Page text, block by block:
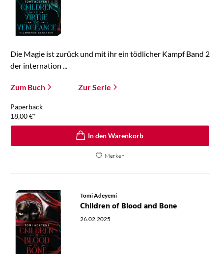
Die Magie ist zurück und mit ihr ein tödlicher Kampf Band 2
der internation ...
Zum Buch Zur Serie
Paperback
18,00€*
In den Warenkorb
Merken
Tomi Adeyemi
Children of Blood and Bone
26.02.2025